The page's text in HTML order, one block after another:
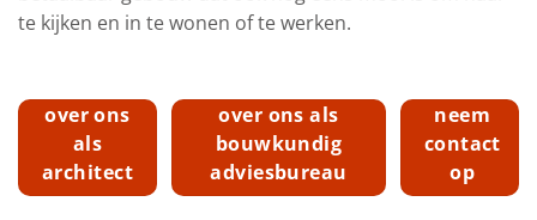
te kijken en in te wonen of te werken.
over ons
als
architect
over ons als
bouwkundig
adviesbureau
neem
contact
op